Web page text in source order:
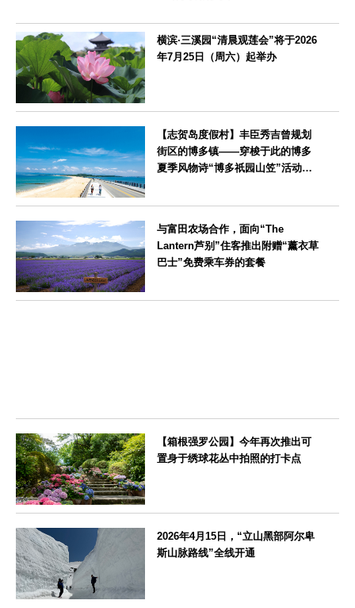
横滨·三溪园“清晨观莲会”将于2026
年7月25日（周六）起举办
【志贺岛度假村】丰臣秀吉曾规划
街区的博多镇——穿梭于此的博多
夏季风物诗“博多祇园山笠”活动期
与富田农场合作，面向“The
Lantern芦别”住客推出附赠“薰衣草
巴士”免费乘车券的套餐
【箱根强罗公园】今年再次推出可
置身于绣球花丛中拍照的打卡点
2026年4月15日，“立山黑部阿尔卑
斯山脉路线”全线开通